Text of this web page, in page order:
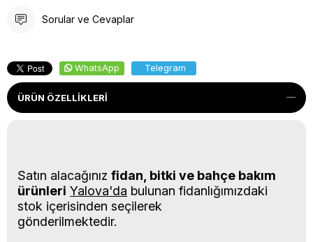
Sorular ve Cevaplar
WhatsApp Telegram
ÜRÜN ÖZELLIKLERI
Satın alacağınız fidan, bitki ve bahçe bakım
ürünleri Yalova'da bulunan fidanlığımızdaki
stok içerisinden seçilerek
gönderilmektedir.